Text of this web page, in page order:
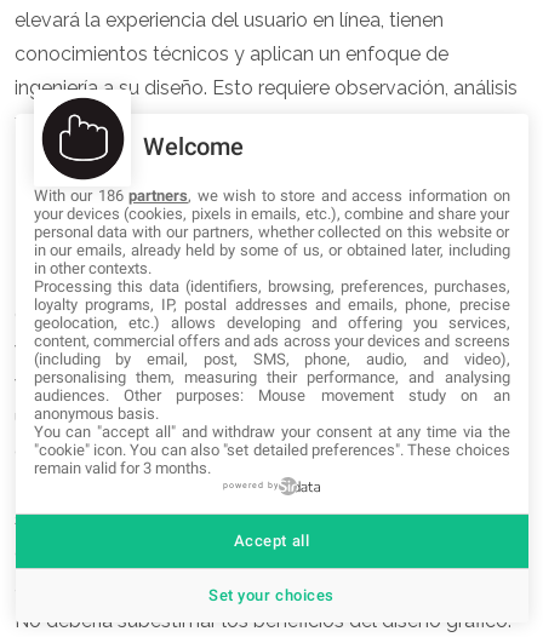
elevará la experiencia del usuario en línea, tienen
conocimientos técnicos y aplican un enfoque de
ingeniería a su diseño. Esto requiere observación, análisis
y mucha práctica, pero
competente mejorará tus proyectos
Conclusión
Comprender el diseño gráfico y su papel en el desarrollo
web le ayudará a alcanzar el éxito en la creación de sitios
web. Esto incluye el logotipo de su marca, la interfaz de
usuario, las imágenes, la tipografía, la navegación y otros
elementos.
Nuestros proyectos podrían mejorar considerablemente
su valor, y podría ayudar a adquirir nuevos visitantes o
clientes en su sitio web. Las campañas de marketing
atractivas podrían resonar mejor con su público objetivo.
No debería subestimar los beneficios del diseño gráfico:
Welcome
With our 186partners, we wish to store and access information on
your devices (cookies, pixels in emails, etc.), combine and share your
personal data with our partners, whether collected on this website or
in our emails, already held by some of us, or obtained later, including
in other contexts.
Processing this data (identifiers, browsing, preferences, purchases,
loyalty programs, IP, postal addresses and emails, phone, precise
geolocation, etc.) allows developing and offering you services,
content, commercial offers and ads across your devices and screens
(including by email, post, SMS, phone, audio, and video),
personalising them, measuring their performance, and analysing
audiences. Other purposes: Mouse movement study on an
anonymous basis.
You can "accept all" and withdraw your consent at any time via the
"cookie" icon. You can also "set detailed preferences". These choices
remain valid for 3 months.
powered by
Set your choices
Accept all